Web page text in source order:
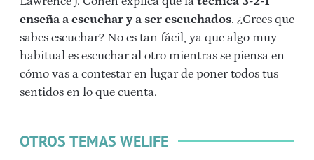
enseña a escuchar y a ser escuchados. ¿Crees que
sabes escuchar? No es tan fácil, ya que algo muy
habitual es escuchar al otro mientras se piensa en
cómo vas a contestar en lugar de poner todos tus
sentidos en lo que cuenta.
OTROS TEMAS WELIFE